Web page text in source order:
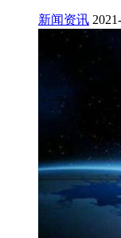
新闻资讯